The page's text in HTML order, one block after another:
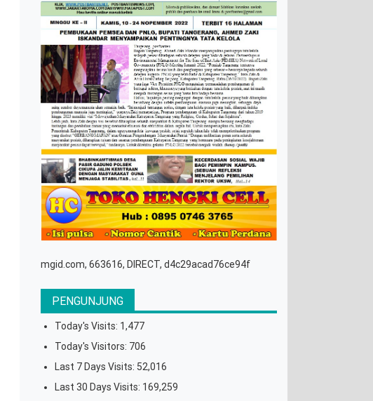
mgid.com, 663616, DIRECT, d4c29acad76ce94f
PENGUNJUNG
Today's Visits: 1,477
Today's Visitors: 706
Last 7 Days Visits: 52,016
Last 30 Days Visits: 169,259